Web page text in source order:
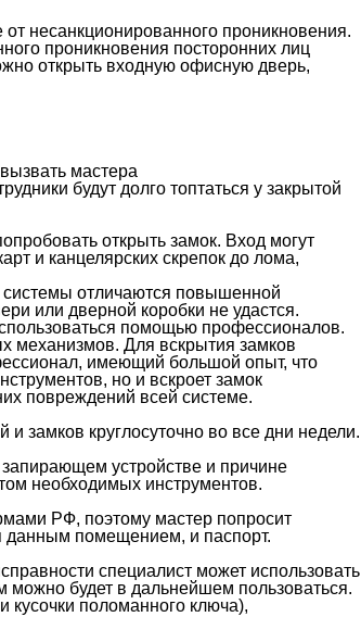
несанкционированного проникновения.
проникновения посторонних лиц
открыть входную офисную дверь,
будут долго топтаться у закрытой
открыть замок. Вход могут
и канцелярских скрепок до лома,
отличаются повышенной
или дверной коробки не удастся.
помощью профессионалов.
механизмов. Для вскрытия замков
имеющий большой опыт, что
но и вскроет замок
повреждений всей системе.
замков круглосуточно во все дни недели.
устройстве и причине
необходимых инструментов.
РФ, поэтому мастер попросит
помещением, и паспорт.
специалист может использовать
можно будет в дальнейшем пользоваться.
поломанного ключа),